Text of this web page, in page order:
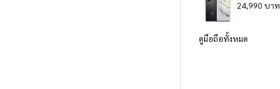
24,990 บาท
ดูมือถือทั้งหมด